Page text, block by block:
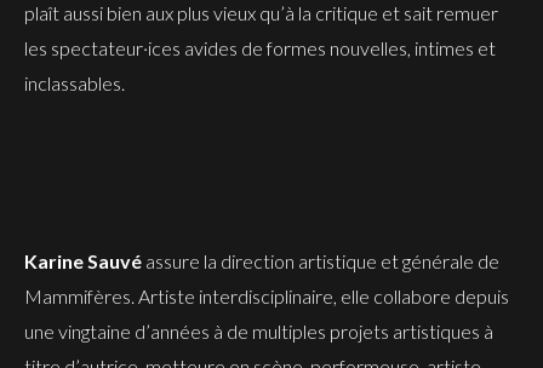
plaît aussi bien aux plus vieux qu’à la critique et sait remuer
les spectateur·ices avides de formes nouvelles, intimes et
inclassables.
Karine Sauvé assure la direction artistique et générale de
Mammifères. Artiste interdisciplinaire, elle collabore depuis
une vingtaine d’années à de multiples projets artistiques à